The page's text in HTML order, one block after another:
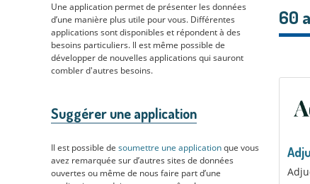
Une application permet de présenter les données
d’une manière plus utile pour vous. Différentes
applications sont disponibles et répondent à des
besoins particuliers. Il est même possible de
développer de nouvelles applications qui sauront
combler d'autres besoins.
Suggérer une application
Il est possible de soumettre une applicationque vous
avez remarquée sur d’autres sites de données
ouvertes ou même de nous faire part d’une
60